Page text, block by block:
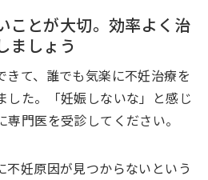
ことが大切。効率よく治
ましょう
きて、誰でも気楽に不妊治療を
した。「妊娠しないな」と感じ
門医を受診してください。
不妊原因が見つからないという